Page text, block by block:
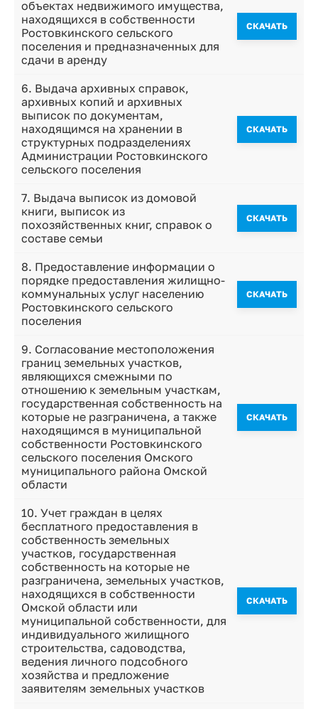
объектах недвижимого имущества,
находящихся в собственности
Ростовкинского сельского
поселения и предназначенных для
сдачи в аренду
CКАЧАТЬ
6. Выдача архивных справок,
архивных копий и архивных
выписок по документам,
находящимся на хранении в
структурных подразделениях
Администрации Ростовкинского
сельского поселения
CКАЧАТЬ
7. Выдача выписок из домовой
книги, выписок из
похозяйственных книг, справок о
составе семьи
CКАЧАТЬ
8. Предоставление информации о
порядке предоставления жилищно-
коммунальных услуг населению
Ростовкинского сельского
поселения
CКАЧАТЬ
9. Согласование местоположения
границ земельных участков,
являющихся смежными по
отношению к земельным участкам,
государственная собственность на
которые не разграничена, а также
находящимся в муниципальной
собственности Ростовкинского
сельского поселения Омского
муниципального района Омской
области
CКАЧАТЬ
10. Учет граждан в целях
бесплатного предоставления в
собственность земельных
участков, государственная
собственность на которые не
разграничена, земельных участков,
находящихся в собственности
Омской области или
муниципальной собственности, для
индивидуального жилищного
строительства, садоводства,
ведения личного подсобного
хозяйства и предложение
заявителям земельных участков
CКАЧАТЬ